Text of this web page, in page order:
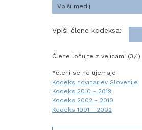
Vpiši člene kodeksa:
Člene ločujte z vejicami (3,4)
*členi se ne ujemajo
Kodeks novinarjev Slovenije
Kodeks 2010 - 2019
Kodeks 2002 - 2010
Kodeks 1991 - 2002